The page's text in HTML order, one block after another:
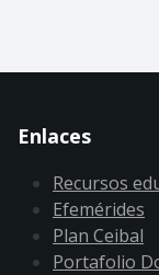
Enlaces
Recursos
Efemérides
Plan Ceibal
Portafolio